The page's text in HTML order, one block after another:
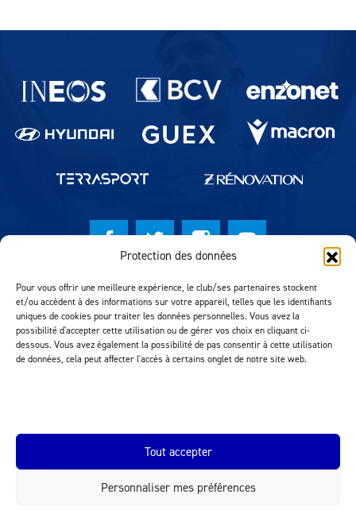
Protection des données
Pour vous offrir une meilleure expérience, le club/ses partenaires stockent
et/ou accèdent à des informations sur votre appareil, telles que les identifiants
uniques de cookies pour traiter les données personnelles. Vous avez la
possibilité d'accepter cette utilisation ou de gérer vos choix en cliquant ci-
dessous. Vous avez également la possibilité de pas consentir à cette utilisation
de données, cela peut affecter l'accès à certains onglet de notre site web.
Tout accepter
Personnaliser mes préférences
Partenaires du lausanne-Sport
© Lausanne Sport Football Club 2026
Réalisation MTM Agency